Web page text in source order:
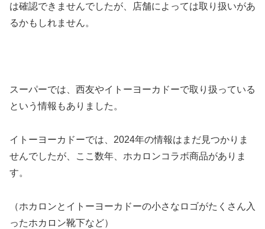
は確認できませんでしたが、店舗によっては取り扱いがあ
るかもしれません。
スーパーでは、西友やイトーヨーカドーで取り扱っている
という情報もありました。
イトーヨーカドーでは、2024年の情報はまだ見つかりま
せんでしたが、ここ数年、ホカロンコラボ商品がありま
す。
（ホカロンとイトーヨーカドーの小さなロゴがたくさん入
ったホカロン靴下など）